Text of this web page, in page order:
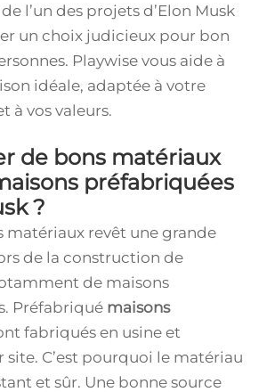
l’un des projets d’Elon Musk
un choix judicieux pour bon
Playwise vous aide à
idéale, adaptée à votre
à vos valeurs.
de bons matériaux
préfabriquées
?
matériaux revêt une grande
de la construction de
de maisons
Préfabriqué maisons
fabriqués en usine et
site. C’est pourquoi le matériau
et sûr. Une bonne source